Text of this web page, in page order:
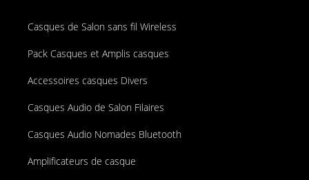
Casques de Salon sans fil Wireless
Pack Casques et Amplis casques
Accessoires casques Divers
Casques Audio de Salon Filaires
Casques Audio Nomades Bluetooth
Amplificateurs de casque